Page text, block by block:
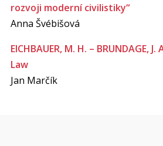
rozvoji moderní civilistiky“
Anna Švébišová
EICHBAUER, M. H. – BRUNDAGE,
Law
Jan Marčík